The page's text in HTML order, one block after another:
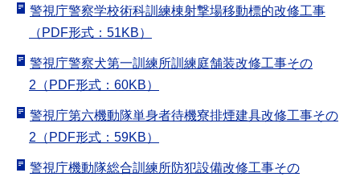
警視庁警察学校術科訓練棟射撃場移動標的改修工事
（PDF形式：51KB）
警視庁警察犬第一訓練所訓練庭舗装改修工事その
2（PDF形式：60KB）
警視庁第六機動隊単身者待機寮排煙建具改修工事その
2（PDF形式：59KB）
警視庁機動隊総合訓練所防犯設備改修工事その